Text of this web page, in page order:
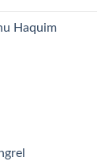
Haquim